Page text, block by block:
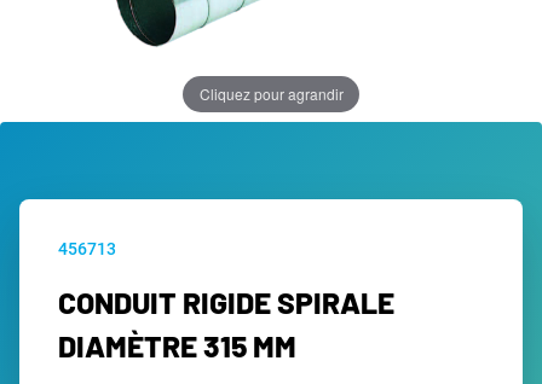
Cliquez pour agrandir
456713
CONDUIT RIGIDE SPIRALE
DIAMÈTRE 315 MM